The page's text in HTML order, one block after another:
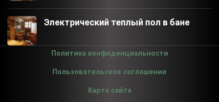
Электрический теплый пол в бане
Политика конфиденциальности
Пользовательское соглашение
Карта сайта